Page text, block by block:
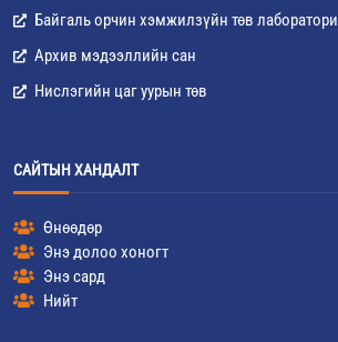
Байгаль орчин хэмжилзүйн төв лаборатори
Архив мэдээллийн сан
Нислэгийн цаг уурын төв
САЙТЫН ХАНДАЛТ
Өнөөдөр
Энэ долоо хоногт
Энэ сард
Нийт